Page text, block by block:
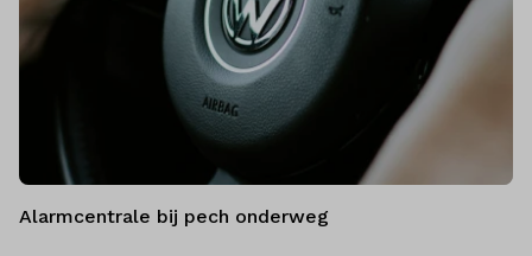
Alarmcentrale bij pech onderweg